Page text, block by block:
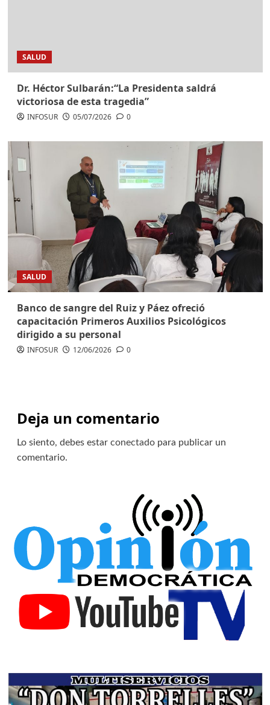
SALUD
Dr. Héctor Sulbarán:“La Presidenta saldrá
victoriosa de esta tragedia”
INFOSUR 05/07/2026 0
SALUD
Banco de sangre del Ruiz y Páez ofreció
capacitación Primeros Auxilios Psicológicos
dirigido a su personal
INFOSUR 12/06/2026 0
Deja un comentario
Lo siento, debes estar conectadopara publicar un
comentario.